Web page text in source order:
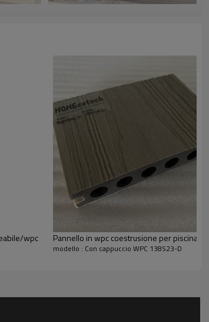
wpc Pannello in wpc coestrusione per piscina
modello : Con cappuccio WPC 138S23-D